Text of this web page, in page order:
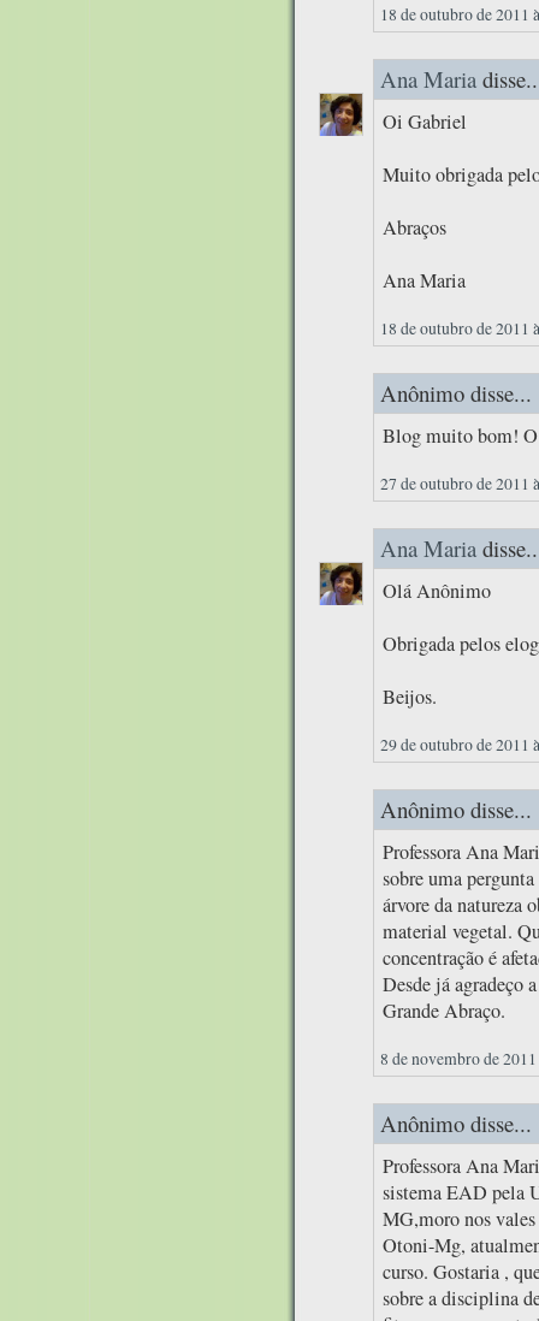
18 de outubro de 2011
Ana Maria
Oi Gabriel
Muito obrigada
Abraços
Ana Maria
18 de outubro de 2011
Anônimo disse...
Blog muito bom!
27 de outubro de 2011
Ana Maria
Olá Anônimo
Obrigada pelos
Beijos.
29 de outubro de 2011
Anônimo disse...
Professora Ana
sobre uma
árvore da natureza
material vegetal.
concentração é
Desde já agradeço
Grande Abraço.
8 de novembro de
Anônimo disse...
Professora Ana
sistema EAD pela
MG,moro nos
Otoni-Mg,
curso. Gostaria ,
sobre a disciplina